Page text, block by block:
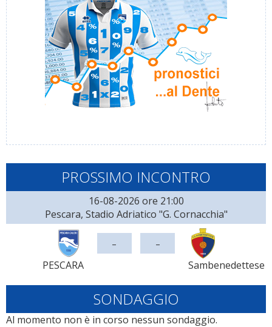
PROSSIMO INCONTRO
16-08-2026 ore 21:00
Pescara, Stadio Adriatico "G. Cornacchia"
PESCARA
- -
Sambenedettese
SONDAGGIO
Al momento non è in corso nessun sondaggio.